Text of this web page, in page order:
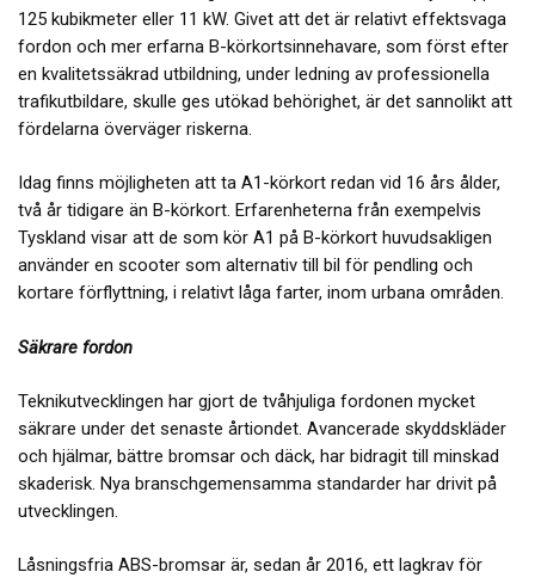
125 kubikmeter eller 11 kW. Givet att det är relativt effektsvaga
fordon och mer erfarna B-körkortsinnehavare, som först efter
en kvalitetssäkrad utbildning, under ledning av professionella
trafikutbildare, skulle ges utökad behörighet, är det sannolikt att
fördelarna överväger riskerna.
Idag finns möjligheten att ta A1-körkort redan vid 16 års ålder,
två år tidigare än B-körkort. Erfarenheterna från exempelvis
Tyskland visar att de som kör A1 på B-körkort huvudsakligen
använder en scooter som alternativ till bil för pendling och
kortare förflyttning, i relativt låga farter, inom urbana områden.
Säkrare fordon
Teknikutvecklingen har gjort de tvåhjuliga fordonen mycket
säkrare under det senaste årtiondet. Avancerade skyddskläder
och hjälmar, bättre bromsar och däck, har bidragit till minskad
skaderisk. Nya branschgemensamma standarder har drivit på
utvecklingen.
Låsningsfria ABS-bromsar är, sedan år 2016, ett lagkrav för